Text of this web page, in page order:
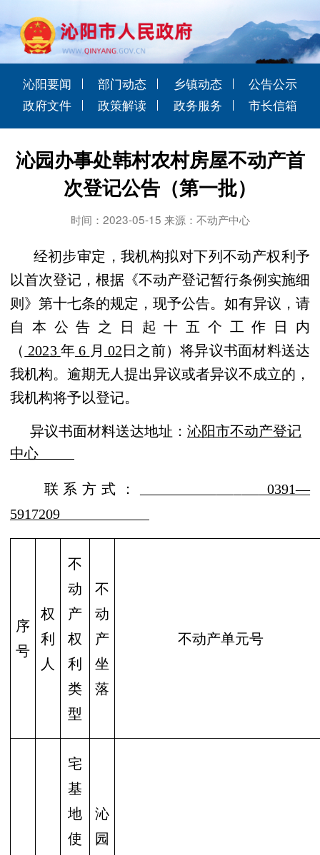
沁阳要闻 部门动态 乡镇动态
公告公示
政府文件
政策解读 政务服务 市长信箱
沁园办事处韩村农村房屋不动产首
次登记公告（第一批）
时间：2023-05-15 来源：不动产中心
经初步审定，我机构拟对下列不动产权利予
以首次登记，根据《不动产登记暂行条例实施细
则》第十七条的规定，现予公告。如有异议，请
自本公告之日起十五个工作日内
（ 2023 年 6 月 02 日之前）将异议书面材料送达
我机构。逾期无人提出异议或者异议不成立的，
我机构将予以登记。
异议书面材料送达地址： 沁阳市不动产登记
中心
联系方式： 0391—
5917209
序
号
权
利
人
不
动
产
权
利
类
型
不
动
产
坐
落
不动产单元号
宅
基
地
使
沁
园